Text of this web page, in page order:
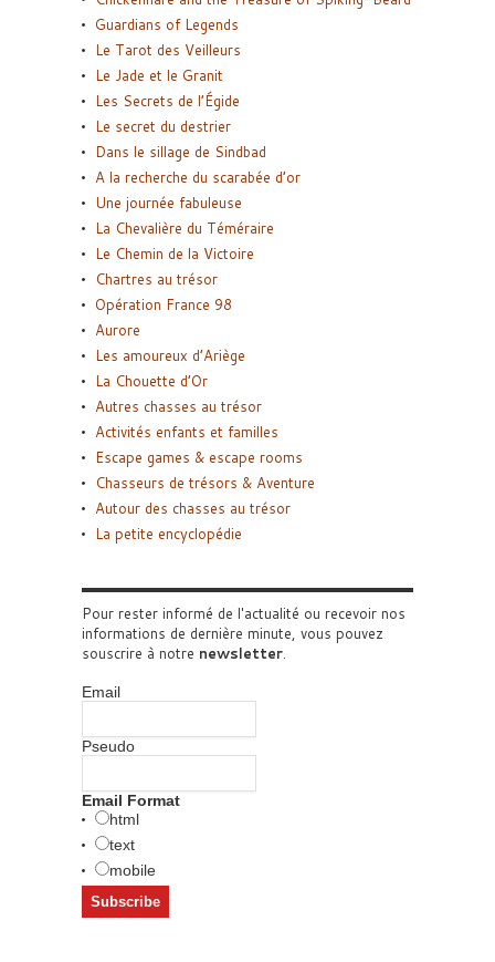
Guardians of Legends
Le Tarot des Veilleurs
Le Jade et le Granit
Les Secrets de l’Égide
Le secret du destrier
Dans le sillage de Sindbad
A la recherche du scarabée d’or
Une journée fabuleuse
La Chevalière du Téméraire
Le Chemin de la Victoire
Chartres au trésor
Opération France 98
Aurore
Les amoureux d’Ariège
La Chouette d’Or
Autres chasses au trésor
Activités enfants et familles
Escape games & escape rooms
Chasseurs de trésors & Aventure
Autour des chasses au trésor
La petite encyclopédie
Pour rester informé de l'actualité ou recevoir nos
informations de dernière minute, vous pouvez
souscrire à notre newsletter.
Email
Pseudo
Email Format
html
text
mobile